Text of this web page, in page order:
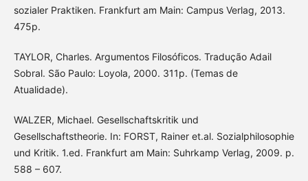
sozialer Praktiken. Frankfurt am Main: Campus Verlag, 2013.
475p.
TAYLOR, Charles. Argumentos Filosóficos. Tradução Adail
Sobral. São Paulo: Loyola, 2000. 311p. (Temas de
Atualidade).
WALZER, Michael. Gesellschaftskritik und
Gesellschaftstheorie. In: FORST, Rainer et.al. Sozialphilosophie
und Kritik. 1.ed. Frankfurt am Main: Suhrkamp Verlag, 2009. p.
588 – 607.